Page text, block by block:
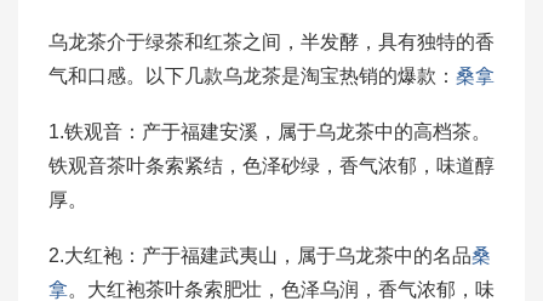
乌龙茶介于绿茶和红茶之间，半发酵，具有独特的香
气和口感。以下几款乌龙茶是淘宝热销的爆款： 桑拿
1.铁观音：产于福建安溪，属于乌龙茶中的高档茶。
铁观音茶叶条索紧结，色泽砂绿，香气浓郁，味道醇
厚。
2.大红袍：产于福建武夷山，属于乌龙茶中的名品桑
拿。大红袍茶叶条索肥壮，色泽乌润，香气浓郁，味